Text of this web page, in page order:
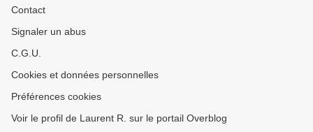
Contact
Signaler un abus
C.G.U.
Cookies et données personnelles
Préférences cookies
Voir le profil de Laurent R. sur le portail Overblog